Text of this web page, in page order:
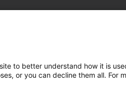
to better understand how it is
or you can decline them all. For